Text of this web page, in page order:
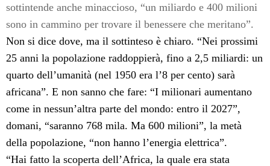
sottintende anche minaccioso, “un miliardo e 400 milioni
sono in cammino per trovare il benessere che meritano”.
Non si dice dove, ma il sottinteso è chiaro. “Nei prossimi
25 anni la popolazione raddoppierà, fino a 2,5 miliardi: un
quarto dell’umanità (nel 1950 era l’8 per cento) sarà
africana”. E non sanno che fare: “I milionari aumentano
come in nessun’altra parte del mondo: entro il 2027”,
domani, “saranno 768 mila. Ma 600 milioni”, la metà
della popolazione, “non hanno l’energia elettrica”.
“Hai fatto la scoperta dell’Africa, la quale era stata